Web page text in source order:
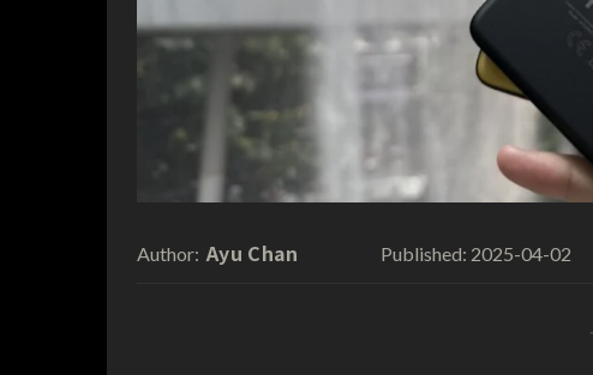
Author: Ayu Chan Published: 2025-04-02